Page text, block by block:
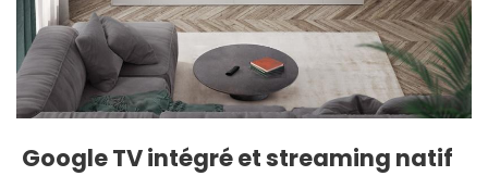
Google TV intégré et streaming natif